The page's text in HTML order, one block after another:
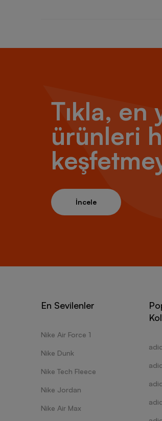
Tıkla, en
ürünleri
İncele
En Sevilenler
Nike Air Force 1
Nike Dunk
Nike Tech Fleece
Nike Jordan
Nike Air Max